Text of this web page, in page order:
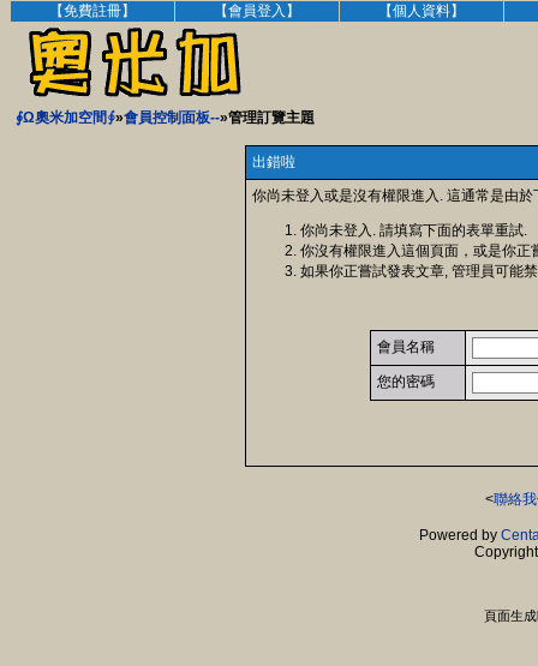
【免費註冊】 【會員登入】 【個人資料】
∮Ω奧米加空間∮»會員控制面板--»管理訂覽主題
出錯啦
你尚未登入或是沒有權限進入. 這通常是由於
你尚未登入. 請填寫下面的表單重試.
你沒有權限進入這個頁面，或是你
如果你正嘗試發表文章, 管理員可能
會員名稱
您的密碼
<聯絡
Powered by
頁面生